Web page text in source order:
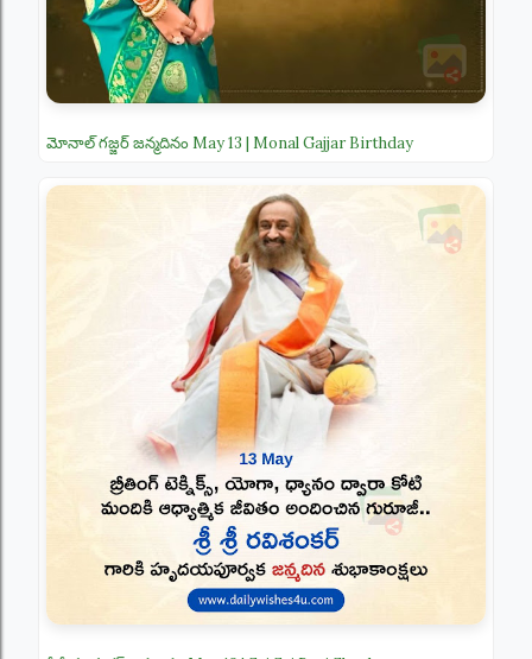
మోనాల్ గజ్జర్ జన్మదినం May 13 | Monal Gajjar Birthday